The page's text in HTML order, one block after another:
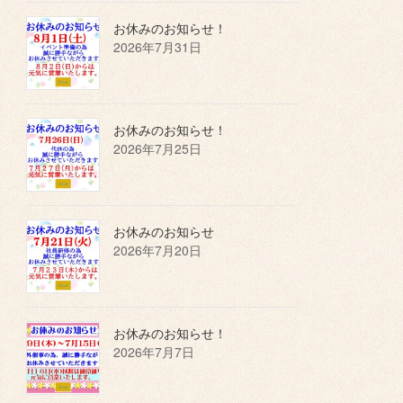
お休みのお知らせ！
2026年7月31日
お休みのお知らせ！
2026年7月25日
お休みのお知らせ
2026年7月20日
お休みのお知らせ！
2026年7月7日